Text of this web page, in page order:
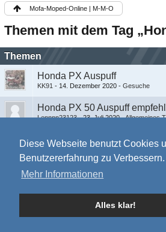
Diese Webseite benutzt Cookies
Benutzererfahrung zu Verbessern.
Mehr Informationen
Alles klar!
Mofa-Moped-Online | M-M-O
Themen mit dem Tag
Themen
Honda PX Auspuff
KK91 - 14. Dezember 2020 - Gesuche
Honda PX 50 Auspuff
Lennnn23123-23. Juli 2020-Allgemeines
Honda PX50
Marco - 1. September 2020- Reparatur
Honda PX 50 schneller
Lennnn23123-22. Juli 2020